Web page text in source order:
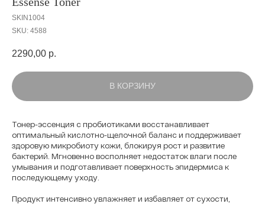
SKIN1004
SKU: 4588
2290,00 р.
В КОРЗИНУ
Тонер-эссенция с пробиотиками восстанавливает
оптимальный кислотно-щелочной баланс и поддерживает
здоровую микробиоту кожи, блокируя рост и развитие
бактерий. Мгновенно восполняет недостаток влаги после
умывания и подготавливает поверхность эпидермиса к
последующему уходу.
Продукт интенсивно увлажняет и избавляет от сухости,